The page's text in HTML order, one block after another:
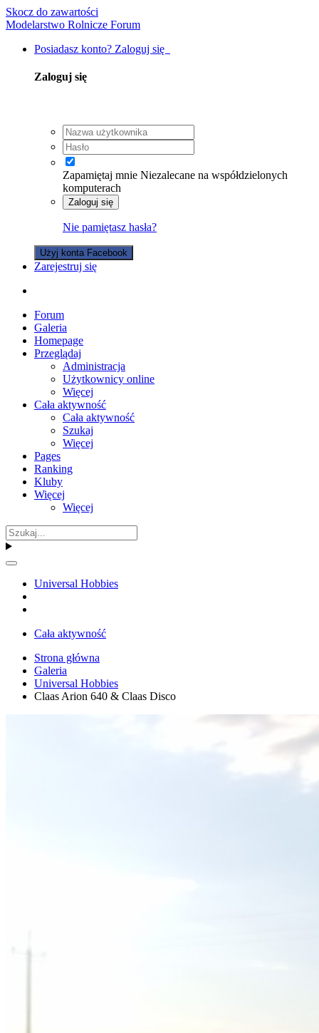
Skocz do zawartości
Modelarstwo Rolnicze Forum
Posiadasz konto? Zaloguj się
Zaloguj się
Zapamiętaj mnie Niezalecane na współdzielonych
komputerach
Zaloguj się
Nie pamiętasz hasła?
Użyj konta Facebook
Zarejestruj się
Forum
Galeria
Homepage
Przeglądaj
Administracja
Użytkownicy online
Więcej
Cała aktywność
Cała aktywność
Szukaj
Więcej
Pages
Ranking
Kluby
Więcej
Więcej
Universal Hobbies
Cała aktywność
Strona główna
Galeria
Universal Hobbies
Claas Arion 640 & Claas Disco